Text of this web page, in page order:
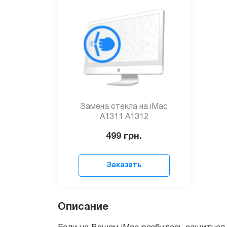
Замена стекла на iMac
A1311 A1312
499 грн.
Заказать
Описание
максимально доступной цене.
Вы можете своими силами установить